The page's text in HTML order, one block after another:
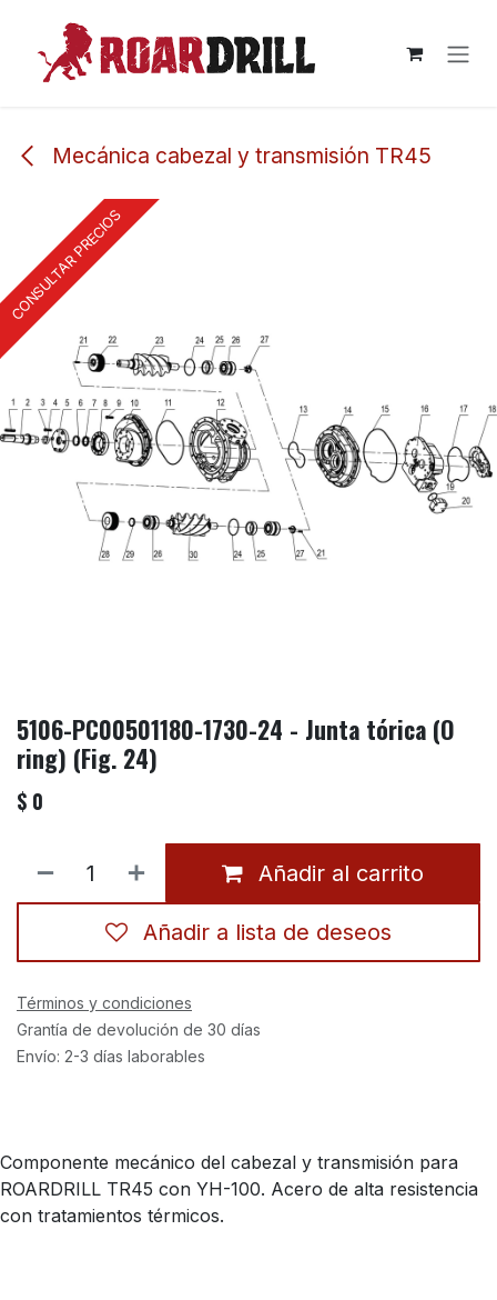
Mecánica cabezal y transmisión TR45
CONSULTAR PRECIOS
CONSULTAR PRECIOS
5106-PC00501180-1730-24 - Junta tórica (O
ring) (Fig. 24)
$ 0
Añadir al carrito
Añadir a lista de deseos
Términos y condiciones
Grantía de devolución de 30 días
Envío: 2-3 días laborables
Componente mecánico del cabezal y transmisión para
ROARDRILL TR45 con YH-100. Acero de alta resistencia
con tratamientos térmicos.